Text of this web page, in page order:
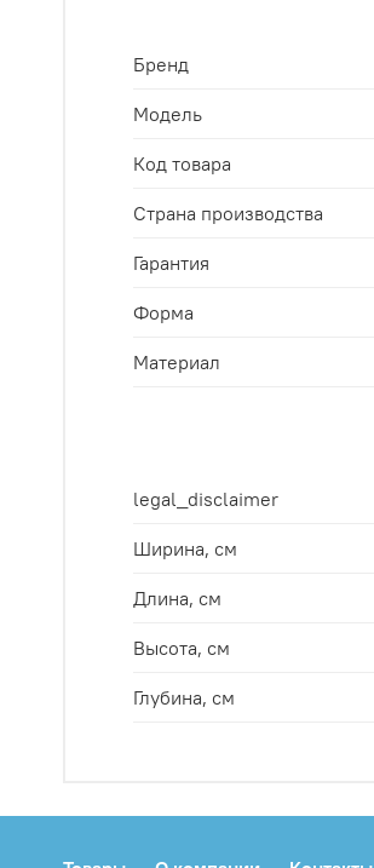
Бренд
Модель
Код товара
Страна производства
Гарантия
Форма
Материал
legal_disclaimer
Ширина, см
Длина, см
Высота, см
Глубина, см